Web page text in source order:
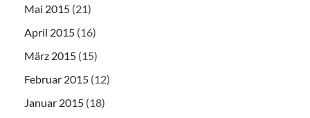
Mai 2015 (21)
April 2015 (16)
März 2015 (15)
Februar 2015 (12)
Januar 2015 (18)